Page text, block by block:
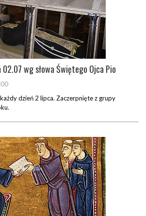
02.07 wg słowa Świętego Ojca Pio
dzień 2 lipca. Zaczerpnięte z grupy